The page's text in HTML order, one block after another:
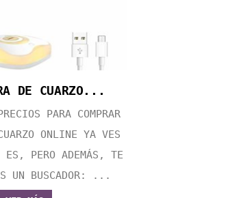
DE CUARZO...
PARA COMPRAR
ONLINE YA VES
ES, PERO ADEMÁS, TE
UN BUSCADOR: ...